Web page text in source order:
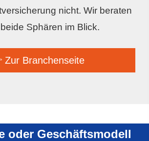
nicht. Wir beraten
Sphären im Blick.
Zur Branchenseite
oder Geschäftsmodell